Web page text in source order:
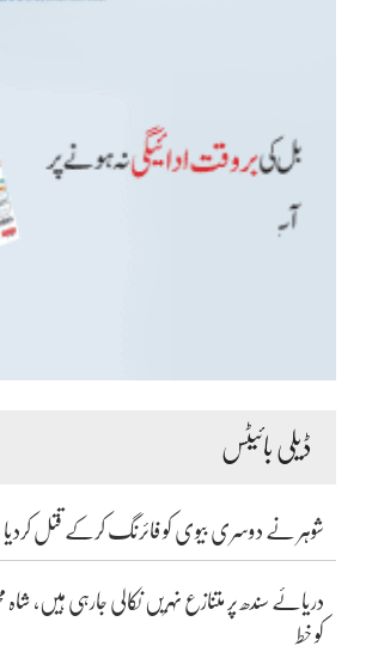
ڈیلی بائیٹس
شوہر نے دوسری بیوی کو فائرنگ کرکے قتل کردیا
دریائے سندھ پر متنازع نہریں نکالی جارہی ہیں، شاہ
کو خط